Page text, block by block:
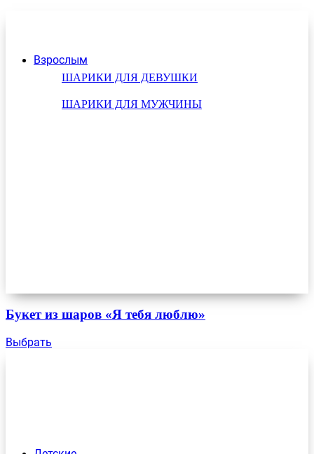
Взрослым
ШАРИКИ ДЛЯ ДЕВУШКИ
ШАРИКИ ДЛЯ МУЖЧИНЫ
Букет из шаров «Я тебя люблю»
Выбрать